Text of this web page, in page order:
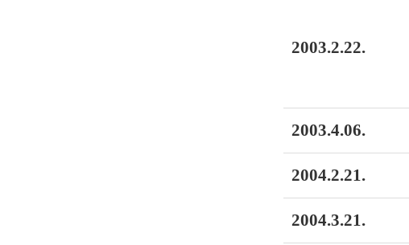
2003.2.22.
2003.4.06.
2004.2.21.
2004.3.21.